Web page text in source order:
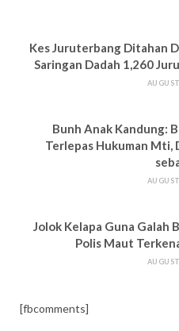
Kes Juruterbang Ditahan
Saringan Dadah 1,260
Bunh Anak Kandung:
Terlepas Hukuman Mti,
Jolok Kelapa Guna Galah
Polis Maut
[fbcomments]